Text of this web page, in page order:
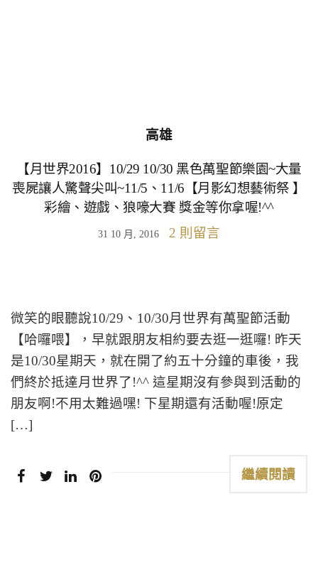
高雄
【月世界2016】10/29 10/30 黑色萬聖節樂園~大量
喪屍讓人驚聲尖叫~11/5、11/6【月影幻想藝術祭 】
彩繪、遊戲、狼嚎大賽 獎金等你拿喔!^^
31 10 月, 2016 2 則留言
微笑的眼聽說10/29、10/30月世界有萬聖節活動
【哈囉喂】，早就跟朋友相約要去逛一逛囉! 昨天
是10/30星期天，就在開了約五十分鐘的車後，我
們終於抵達月世界了!^^ 這星期沒有參與到活動的
朋友啊!不用太難過嘿! 下星期還有活動喔!原定
[…]
繼續閱讀